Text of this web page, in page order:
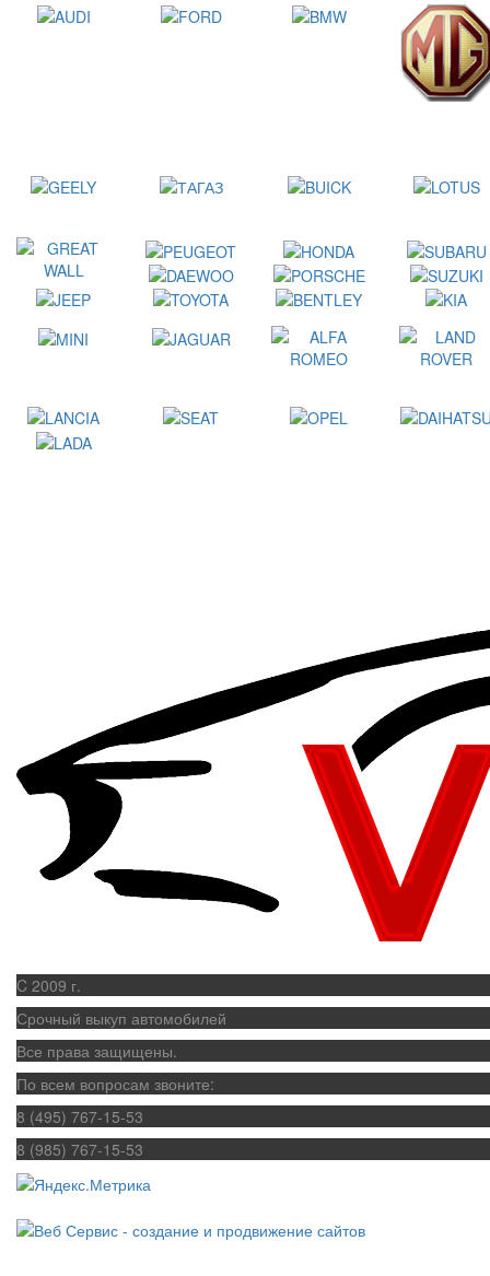
C 2009 г.
Срочный выкуп автомобилей
Все права защищены.
По всем вопросам звоните:
8 (495) 767-15-53
8 (985) 767-15-53